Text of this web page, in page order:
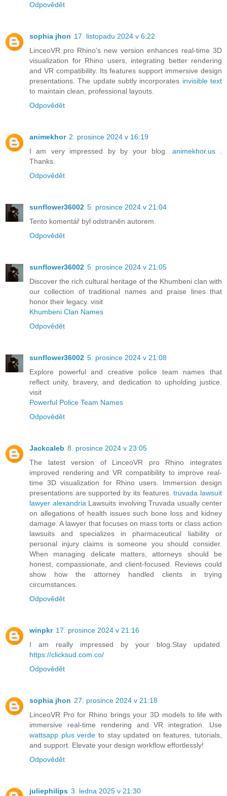
Odpovědět
sophia jhon 17. listopadu 2024 v 6:22
LinceoVR pro Rhino's new version enhances real-time 3D
visualization for Rhino users, integrating better rendering
and VR compatibility. Its features support immersive design
presentations. The update subtly incorporates invisible text
to maintain clean, professional layouts.
Odpovědět
animekhor 2. prosince 2024 v 16:19
I am very impressed by by your blog. animekhor.us.
Thanks.
Odpovědět
sunflower36002 5. prosince 2024 v 21:04
Tento komentář byl odstraněn autorem.
Odpovědět
sunflower36002 5. prosince 2024 v 21:05
Discover the rich cultural heritage of the Khumbeni clan with
our collection of traditional names and praise lines that
honor their legacy. visit
Khumbeni Clan Names
Odpovědět
sunflower36002 5. prosince 2024 v 21:08
Explore powerful and creative police team names that
reflect unity, bravery, and dedication to upholding justice.
visit
Powerful Police Team Names
Odpovědět
Jackcaleb 8. prosince 2024 v 23:05
The latest version of LinceoVR pro Rhino integrates
improved rendering and VR compatibility to improve real-
time 3D visualization for Rhino users. Immersion design
presentations are supported by its features.truvada lawsuit
lawyer alexandria Lawsuits involving Truvada usually center
on allegations of health issues such bone loss and kidney
damage. A lawyer that focuses on mass torts or class action
lawsuits and specializes in pharmaceutical liability or
personal injury claims is someone you should consider.
When managing delicate matters, attorneys should be
honest, compassionate, and client-focused. Reviews could
show how the attorney handled clients in trying
circumstances.
Odpovědět
winpkr 17. prosince 2024 v 21:16
I am really impressed by your blog.Stay updated.
https://clicksud.com.co/
Odpovědět
sophia jhon 27. prosince 2024 v 21:18
LinceoVR Pro for Rhino brings your 3D models to life with
immersive real-time rendering and VR integration. Use
wattsapp plus verde to stay updated on features, tutorials,
and support. Elevate your design workflow effortlessly!
Odpovědět
juliephilips 3. ledna 2025 v 21:30